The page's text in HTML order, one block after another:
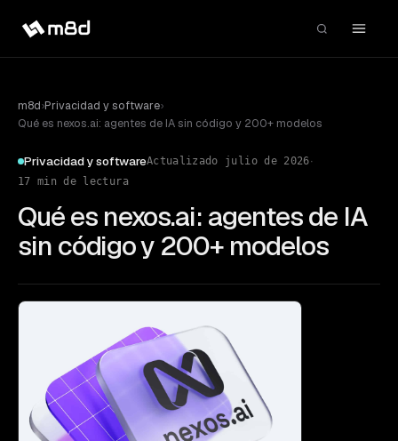
m8d›Privacidad y software›
Qué es nexos.ai: agentes de IA sin código y 200+ modelos
Privacidad y softwareActualizado julio de 2026·
17 min de lectura
Qué es nexos.ai: agentes de IA
sin código y 200+ modelos